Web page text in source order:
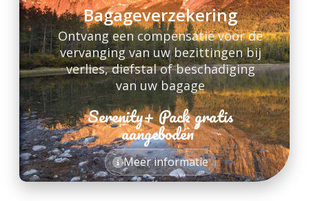
*
Bagageverzekering
Ontvang een compensatie voor de
vervanging van uw bezittingen bij
verlies, diefstal of beschadiging
van uw bagage
Serenity+ Pack gratis
aangeboden*
Meer informatie